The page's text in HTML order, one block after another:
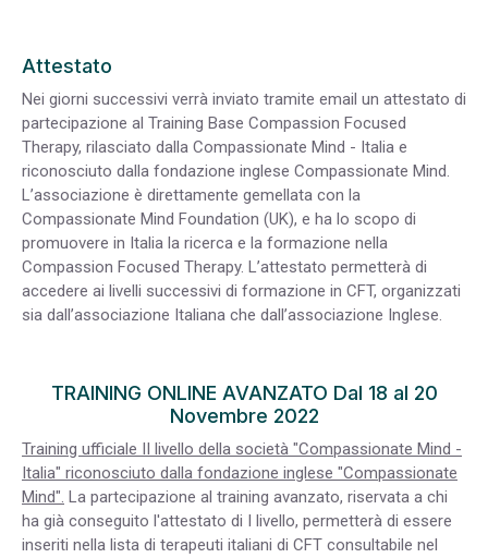
Attestato
Nei giorni successivi verrà inviato tramite email un attestato di
partecipazione al Training Base Compassion Focused
Therapy, rilasciato dalla Compassionate Mind - Italia e
riconosciuto dalla fondazione inglese Compassionate Mind.
L’associazione è direttamente gemellata con la
Compassionate Mind Foundation (UK), e ha lo scopo di
promuovere in Italia la ricerca e la formazione nella
Compassion Focused Therapy. L’attestato permetterà di
accedere ai livelli successivi di formazione in CFT, organizzati
sia dall’associazione Italiana che dall’associazione Inglese.
TRAINING ONLINE AVANZATO Dal 18 al 20
Novembre 2022
Training ufficiale II livello della società "Compassionate Mind -
Italia" riconosciuto dalla fondazione inglese "Compassionate
Mind". La partecipazione al training avanzato, riservata a chi
ha già conseguito l'attestato di I livello, permetterà di essere
inseriti nella lista di terapeuti italiani di CFT consultabile nel